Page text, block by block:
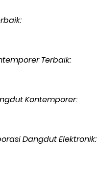
Terbaik:
Kontemporer:
Dangdut Elektronik: